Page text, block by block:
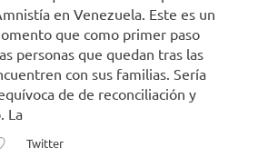
en Venezuela. Este es un
que como primer paso
personas que quedan tras las
con sus familias. Sería
de de reconciliación y
La
Twitter